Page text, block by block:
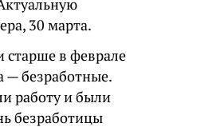
30 марта.
старше в феврале
— безработные.
работу и были
безработицы